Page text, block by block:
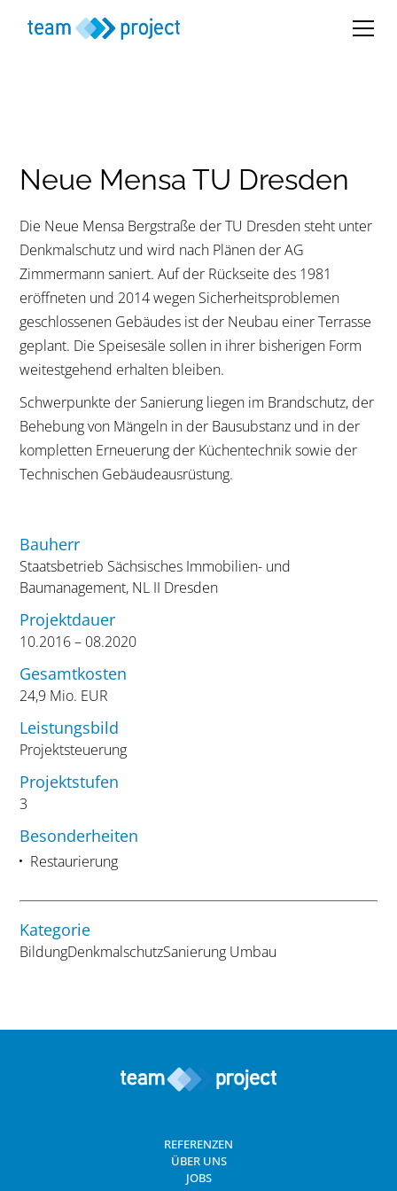
Neue Mensa TU Dresden
Die Neue Mensa Bergstraße der TU Dresden steht unter
Denkmalschutz und wird nach Plänen der AG
Zimmermann saniert. Auf der Rückseite des 1981
eröffneten und 2014 wegen Sicherheitsproblemen
geschlossenen Gebäudes ist der Neubau einer Terrasse
geplant. Die Speisesäle sollen in ihrer bisherigen Form
weitestgehend erhalten bleiben.
Schwerpunkte der Sanierung liegen im Brandschutz, der
Behebung von Mängeln in der Bausubstanz und in der
kompletten Erneuerung der Küchentechnik sowie der
Technischen Gebäudeausrüstung.
Bauherr
Staatsbetrieb Sächsisches Immobilien- und
Baumanagement, NL II Dresden
Projektdauer
10.2016 – 08.2020
Gesamtkosten
24,9 Mio. EUR
Leistungsbild
Projektsteuerung
Projektstufen
3
Besonderheiten
Restaurierung
Kategorie
BildungDenkmalschutzSanierung Umbau
REFERENZEN
ÜBER UNS
JOBS